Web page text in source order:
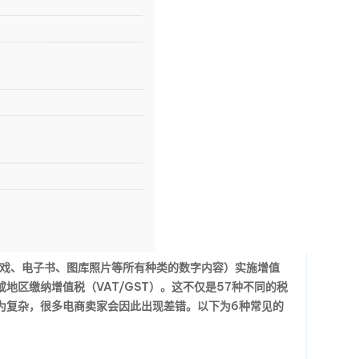
、电子书、图库照片等所有种类的数字内容）实施增值
地区缴纳增值税（VAT/GST）。这不仅是57种不同的税
杂，很多电商卖家会因此出现差错。以下为6种常见的